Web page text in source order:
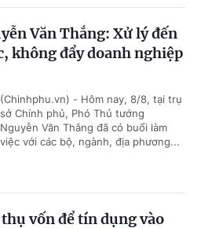
Văn Thắng: Xử lý đến
không đẩy doanh nghiệp
(Chinhphu.vn) - Hôm nay, 8/8, tại trụ
sở Chính phủ, Phó Thủ tướng
Nguyễn Văn Thắng đã có buổi làm
việc với các bộ, ngành, địa phương...
vốn để tín dụng vào